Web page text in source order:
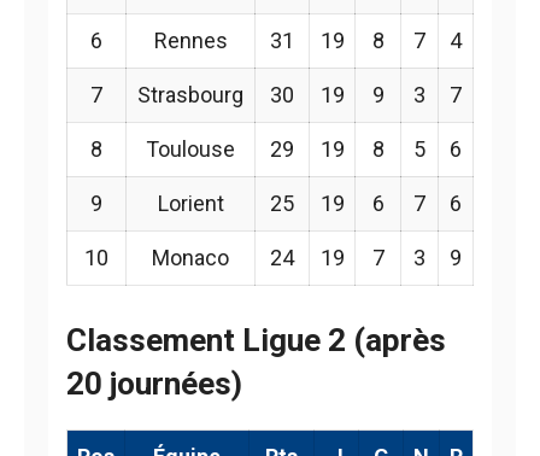
6 Rennes 31 19 8 7 4
7 Strasbourg 30 19 9 3 7
8 Toulouse 29 19 8 5 6
9 Lorient 25 19 6 7 6
10 Monaco 24 19 7 3 9
Classement Ligue 2 (après
20 journées)